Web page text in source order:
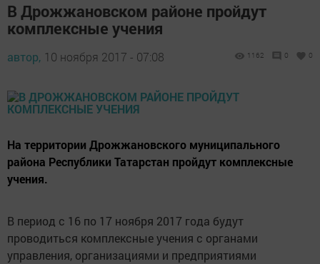
В Дрожжановском районе пройдут
комплексные учения
автор, 10 ноября 2017 - 07:08 1162 0 0
На территории Дрожжановского муниципального
района Республики Татарстан пройдут комплексные
учения.
В период с 16 по 17 ноября 2017 года будут
проводиться комплексные учения с органами
управления, организациями и предприятиями